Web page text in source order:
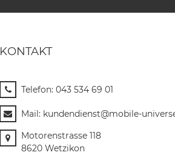
KONTAKT
Telefon: 043 534 69 01
Mail: kundendienst@mobile-
Motorenstrasse 118
8620 Wetzikon